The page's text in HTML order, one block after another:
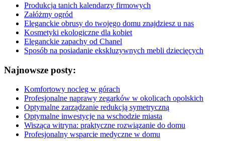
Produkcja tanich kalendarzy firmowych
Załóżmy ogród
Eleganckie obrusy do twojego domu znajdziesz u nas
Kosmetyki ekologiczne dla kobiet
Eleganckie zapachy od Chanel
Sposób na posiadanie ekskluzywnych mebli dziecięcych
Najnowsze posty:
Komfortowy nocleg w górach
Profesjonalne naprawy zegarków w okolicach opolskich
Optymalne zarządzanie redukcją symetryczną
Optymalne inwestycje na wschodzie miasta
Wisząca witryna: praktyczne rozwiązanie do domu
Profesjonalny wsparcie medyczne w domu